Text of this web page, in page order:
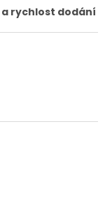
rychlost dodání
5 hvězdiček.
5 hvězdiček.